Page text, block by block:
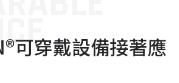
具接著應用
可穿戴設備接著應